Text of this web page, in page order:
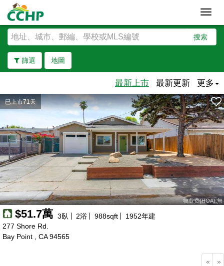
搜索
篩選 地圖
去除邊界
最新上市 最新更新 更多
已上市71天
物业费(HOA):無
$51.7萬 3臥 2浴 988sqft 1952年建
277 Shore Rd.
Bay Point , CA 94565
« »